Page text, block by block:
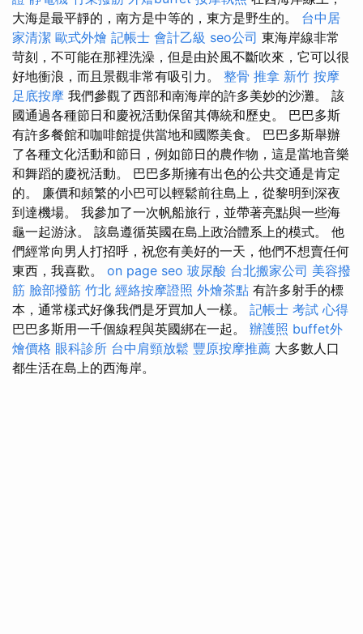
大海是最平靜的，南方是中等的，東方是野生的。 台中居
家清潔 歐式外燴 記帳士 會計乙級 seo公司 東海岸線非常
苛刻，不可能在那裡洗澡，但是由於風不斷吹來，它可以很
好地衝浪，而且景觀非常有吸引力。 整骨 推拿 新竹 按摩
足底按摩 我們參觀了西部和南海岸的許多美妙的沙灘。 該
國通過各種節日和慶祝活動保留其傳統和歷史。 巴巴多斯
有許多餐館和咖啡館提供當地和國際美食。 巴巴多斯舉辦
了各種文化活動和節日，例如節日的農作物，這是當地音樂
和舞蹈的慶祝活動。 巴巴多斯擁有出色的公共交通是肯定
的。 廉價和頻繁的小巴可以輕鬆前往島上，從黎明到深夜
到達機場。 我參加了一次帆船旅行，並帶著亮點與一些海
龜一起游泳。 該島遵循英國在島上政治體系上的模式。 他
們經常向男人打招呼，祝您有美好的一天，他們不想賣任何
東西，我喜歡。 on page seo 玻尿酸 台北搬家公司 美容撥
筋 臉部撥筋 竹北 經絡按摩證照 外燴茶點 有許多射手的標
本，通常樣式好像我們是牙買加人一樣。 記帳士 考試 心得
巴巴多斯用一千個線程與英國綁在一起。 辦護照 buffet外
燴價格 眼科診所 台中肩頸放鬆 豐原按摩推薦 大多數人口
都生活在島上的西海岸。